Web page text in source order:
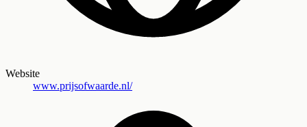
Website
www.prijsofwaarde.nl/